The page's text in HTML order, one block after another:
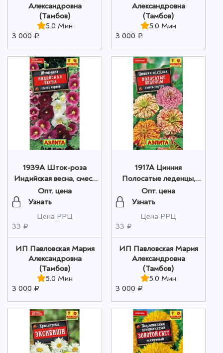
Александровна
(Тамбов)
5.0 Мин
3 000 ₽
Александровна
(Тамбов)
5.0 Мин
3 000 ₽
1939A Шток-роза
Индийская весна, смесь
окрасок 0,3гр оптом
Опт. цена
Узнать
Цена РРЦ
33 ₽
ИП Павловская Мария
Александровна
(Тамбов)
5.0 Мин
3 000 ₽
1917A Цинния
Полосатые леденцы,
смесь сортов 0,3гр
оптом
Опт. цена
Узнать
Цена РРЦ
33 ₽
ИП Павловская Мария
Александровна
(Тамбов)
5.0 Мин
3 000 ₽